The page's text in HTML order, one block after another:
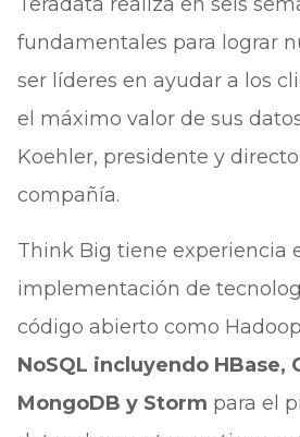
fundamentales para lograr
ser líderes en ayudar a los
el máximo valor de sus
Koehler, presidente y
compañía.
Think Big tiene experiencia
implementación de
código abierto como
NoSQL incluyendo HBase,
MongoDB y Storm para el